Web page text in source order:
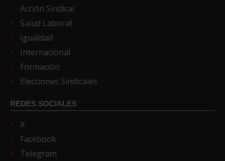
Acción Sindical
Salud Laboral
Igualdad
Internacional
Formación
Elecciones Sindicales
REDES SOCIALES
X
Facebook
Telegram